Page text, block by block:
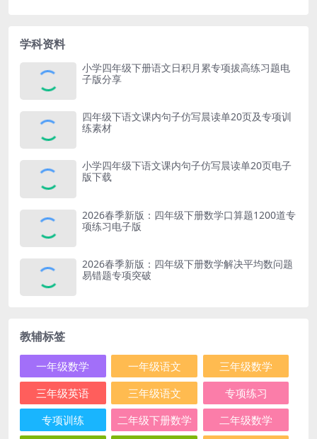
学科资料
小学四年级下册语文日积月累专项拔高练习题电
子版分享
四年级下语文课内句子仿写晨读单20页及专项训
练素材
小学四年级下语文课内句子仿写晨读单20页电子
版下载
2026春季新版：四年级下册数学口算题1200道专
项练习电子版
2026春季新版：四年级下册数学解决平均数问题
易错题专项突破
教辅标签
一年级数学 一年级语文
三年级数学
三年级英语
三年级语文
专项练习
专项训练
二年级下册数学
二年级数学